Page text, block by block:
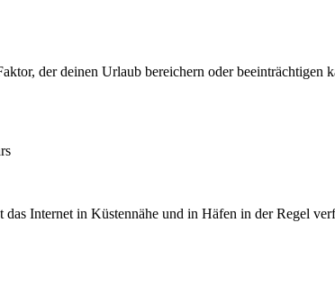
der deinen Urlaub bereichern oder beeinträchtigen
Internet in Küstennähe und in Häfen in der Regel